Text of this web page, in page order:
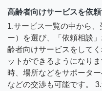
高齢者向けサービスを依
1.サービス一覧の中から
ー）を選び、「依頼相談
齢者向けサービスをして
ットができるようになり
時、場所などをサポータ
などの交渉も可能です。